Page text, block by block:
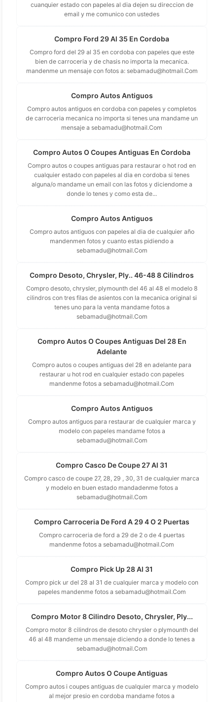
cuanquier estado con papeles al dia dejen su direccion de
email y me comunico con ustedes
Compro Ford 29 Al 35 En Cordoba
Compro ford del 29 al 35 en cordoba con papeles que este
bien de carroceria y de chasis no importa la mecanica.
mandenme un mensaje con fotos a: sebamadu@hotmail.Com
Compro Autos Antiguos
Compro autos antiguos en cordoba con papeles y completos
de carroceria mecanica no importa si tenes una mandame un
mensaje a sebamadu@hotmail.Com
Compro Autos O Coupes Antiguas En Cordoba
Compro autos o coupes antiguas para restaurar o hot rod en
cualquier estado con papeles al dia en cordoba si tenes
alguna/o mandame un email con las fotos y diciendome a
donde lo tenes y como esta de...
Compro Autos Antiguos
Compro autos antiguos con papeles al dia de cualquier año
mandenmen fotos y cuanto estas pidiendo a
sebamadu@hotmail.Com
Compro Desoto, Chrysler, Ply.. 46-48 8 Cilindros
Compro desoto, chrysler, plymounth del 46 al 48 el modelo 8
cilindros con tres filas de asientos con la mecanica original si
tenes uno para la venta mandame fotos a
sebamadu@hotmail.Com
Compro Autos O Coupes Antiguas Del 28 En
Adelante
Compro autos o coupes antiguas del 28 en adelante para
restaurar u hot rod en cualquier estado con papeles
mandenme fotos a sebamadu@hotmail.Com
Compro Autos Antiguos
Compro autos antiguos para restaurar de cualquier marca y
modelo con papeles mandame fotos a
sebamadu@hotmail.Com
Compro Casco De Coupe 27 Al 31
Compro casco de coupe 27, 28, 29 , 30, 31 de cualquier marca
y modelo en buen estado mandadenme fotos a
sebamadu@hotmail.Com
Compro Carroceria De Ford A 29 4 O 2 Puertas
Compro carroceria de ford a 29 de 2 o de 4 puertas
mandenme fotos a sebamadu@hotmail.Com
Compro Pick Up 28 Al 31
Compro pick ur del 28 al 31 de cualquier marca y modelo con
papeles mandenme fotos a sebamadu@hotmail.Com
Compro Motor 8 Cilindro Desoto, Chrysler, Ply...
Compro motor 8 cilindros de desoto chrysler o plymounth del
46 al 48 mandeme un mensaje diciendo a donde lo tenes a
sebamadu@hotmail.Com
Compro Autos O Coupe Antiguas
Compro autos i coupes antiguas de cualquier marca y modelo
al mejor presio en cordoba mandame fotos a